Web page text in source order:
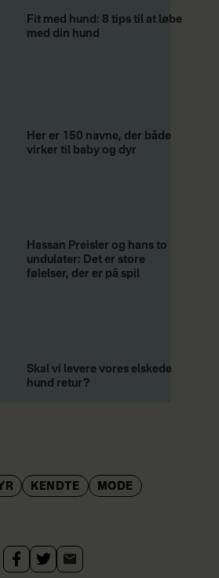
Fit med hund: 8 tips til at løbe
med din hund
Her er 150 navne, der både
virker til baby og dyr
Hassan Preisler og hans to
undulater: Det er store
følelser, der er på spil
Skal vi levere vores elskede
hund retur?
KENDTE MODE